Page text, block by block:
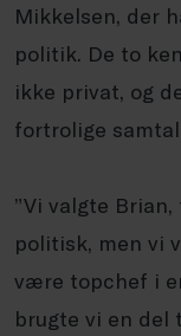
Mikkelsen, der
politik. De to
ikke privat, og
fortrolige
”Vi valgte
politisk, men vi
være topchef i
brugte vi en del